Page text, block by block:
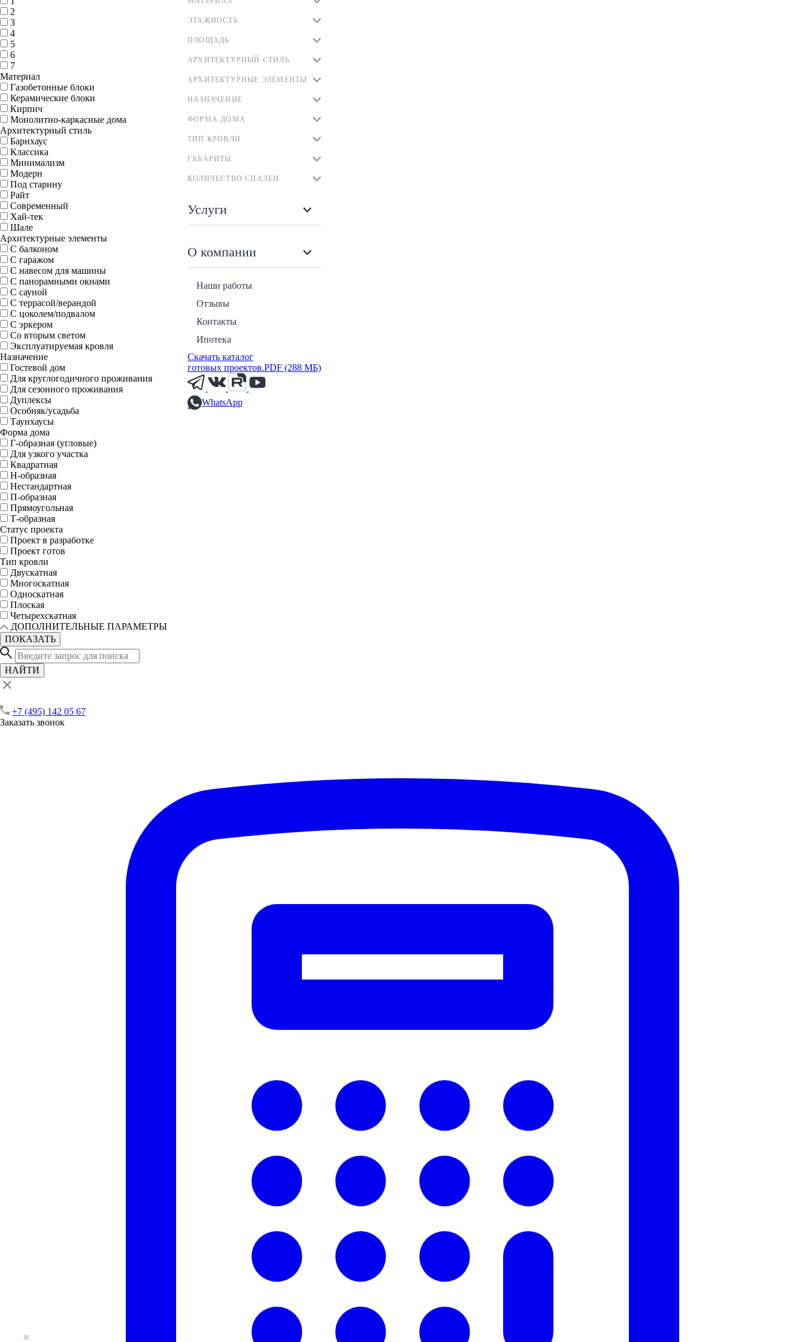
ЭТАЖНОСТЬ
ПЛОЩАДЬ
АРХИТЕКТУРНЫЙ СТИЛЬ
АРХИТЕКТУРНЫЕ ЭЛЕМЕНТЫ
НАЗНАЧЕНИЕ
ФОРМА ДОМА
ТИП КРОВЛИ
ГАБАРИТЫ
КОЛИЧЕСТВО СПАЛЕН
Услуги
О компании
Наши работы
Отзывы
Контакты
Ипотека
Скачать каталог
готовых проектов.PDF (288 МБ)
WhatsApp
2
3
4
5
6
7
Материал
Газобетонные блоки
Керамические блоки
Кирпич
Монолитно-каркасные дома
Архитектурный стиль
Барнхаус
Классика
Минимализм
Модерн
Под старину
Райт
Современный
Хай-тек
Шале
Архитектурные элементы
С балконом
С гаражом
С навесом для машины
С панорамными окнами
С сауной
С террасой/верандой
С цоколем/подвалом
С эркером
Со вторым светом
Эксплуатируемая кровля
Назначение
Гостевой дом
Для круглогодичного проживания
Для сезонного проживания
Дуплексы
Особняк/усадьба
Таунхаусы
Форма дома
Г-образная (угловые)
Для узкого участка
Квадратная
Н-образная
Нестандартная
П-образная
Прямоугольная
Т-образная
Статус проекта
Проект в разработке
Проект готов
Тип кровли
Двускатная
Многоскатная
Односкатная
Плоская
Четырехскатная
ДОПОЛНИТЕЛЬНЫЕ ПАРАМЕТРЫ
ПОКАЗАТЬ
НАЙТИ
+7 (495) 142 05 67
Заказать звонок